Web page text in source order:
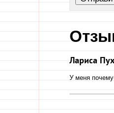
Лариса
У меня